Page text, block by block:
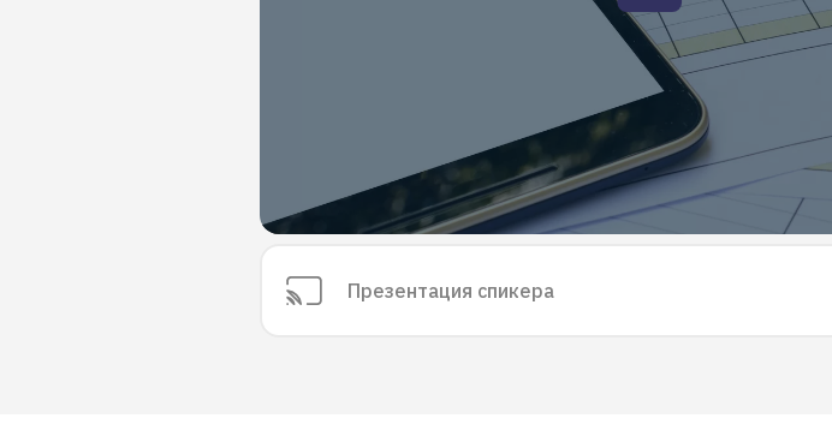
Презентация спикера